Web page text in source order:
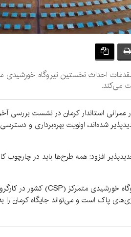
می‌کند.
عمرانی استاندار کرمان در نشست بررسی
شده‌اند، اولویت بهره‌برداری و
افزود: همه طرح‌ها باید در
پاک است و می‌تواند جایگاه کرمان